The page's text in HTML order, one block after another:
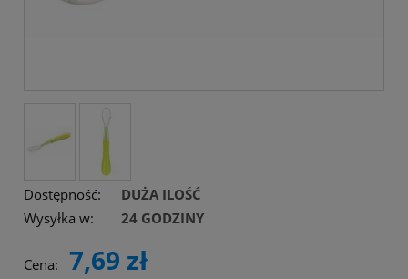
Dostępność:
DUŻA ILOŚĆ
Wysyłka w:
24 GODZINY
Cena: 7,69 zł